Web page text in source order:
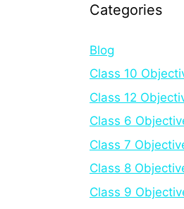
Categories
Blog
Class 10
Class 12
Class 6
Class 7
Class 8
Class 9